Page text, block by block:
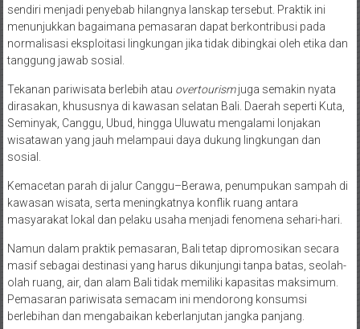
sendiri menjadi penyebab hilangnya lanskap tersebut. Praktik ini
menunjukkan bagaimana pemasaran dapat berkontribusi pada
normalisasi eksploitasi lingkungan jika tidak dibingkai oleh etika dan
tanggung jawab sosial.
Tekanan pariwisata berlebih atau overtourismjuga semakin nyata
dirasakan, khususnya di kawasan selatan Bali. Daerah seperti Kuta,
Seminyak, Canggu, Ubud, hingga Uluwatu mengalami lonjakan
wisatawan yang jauh melampaui daya dukung lingkungan dan
sosial.
Kemacetan parah di jalur Canggu–Berawa, penumpukan sampah di
kawasan wisata, serta meningkatnya konflik ruang antara
masyarakat lokal dan pelaku usaha menjadi fenomena sehari-hari.
Namun dalam praktik pemasaran, Bali tetap dipromosikan secara
masif sebagai destinasi yang harus dikunjungi tanpa batas, seolah-
olah ruang, air, dan alam Bali tidak memiliki kapasitas maksimum.
Pemasaran pariwisata semacam ini mendorong konsumsi
berlebihan dan mengabaikan keberlanjutan jangka panjang.